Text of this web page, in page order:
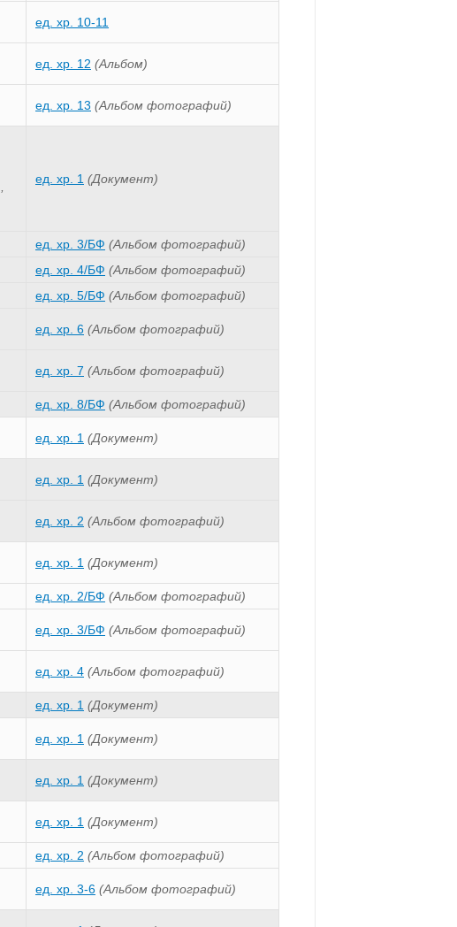
ед. хр. 10-11
ед. хр. 12 (Альбом)
ед. хр. 13 (Альбом фотографий)
ед. хр. 1 (Документ)
ед. хр. 3/БФ (Альбом фотографий)
ед. хр. 4/БФ (Альбом фотографий)
ед. хр. 5/БФ (Альбом фотографий)
ед. хр. 6 (Альбом фотографий)
ед. хр. 7 (Альбом фотографий)
ед. хр. 8/БФ (Альбом фотографий)
ед. хр. 1 (Документ)
ед. хр. 1 (Документ)
ед. хр. 2 (Альбом фотографий)
ед. хр. 1 (Документ)
ед. хр. 2/БФ (Альбом фотографий)
ед. хр. 3/БФ (Альбом фотографий)
ед. хр. 4 (Альбом фотографий)
ед. хр. 1 (Документ)
ед. хр. 1 (Документ)
ед. хр. 1 (Документ)
ед. хр. 1 (Документ)
ед. хр. 2 (Альбом фотографий)
ед. хр. 3-6 (Альбом фотографий)